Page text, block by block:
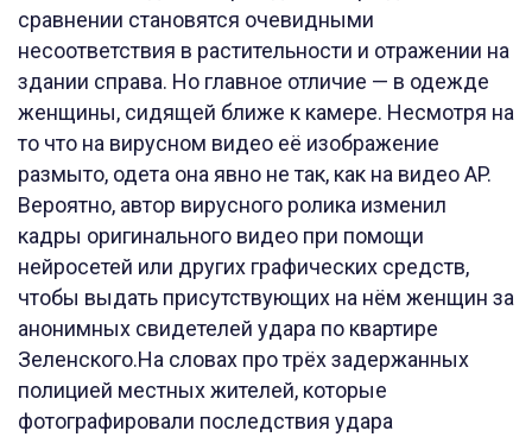
сравнении становятся очевидными
несоответствия в растительности и отражении на
здании справа. Но главное отличие — в одежде
женщины, сидящей ближе к камере. Несмотря на
то что на вирусном видео её изображение
размыто, одета она явно не так, как на видео AP.
Вероятно, автор вирусного ролика изменил
кадры оригинального видео при помощи
нейросетей или других графических средств,
чтобы выдать присутствующих на нём женщин за
анонимных свидетелей удара по квартире
Зеленского.На словах про трёх задержанных
полицией местных жителей, которые
фотографировали последствия удара